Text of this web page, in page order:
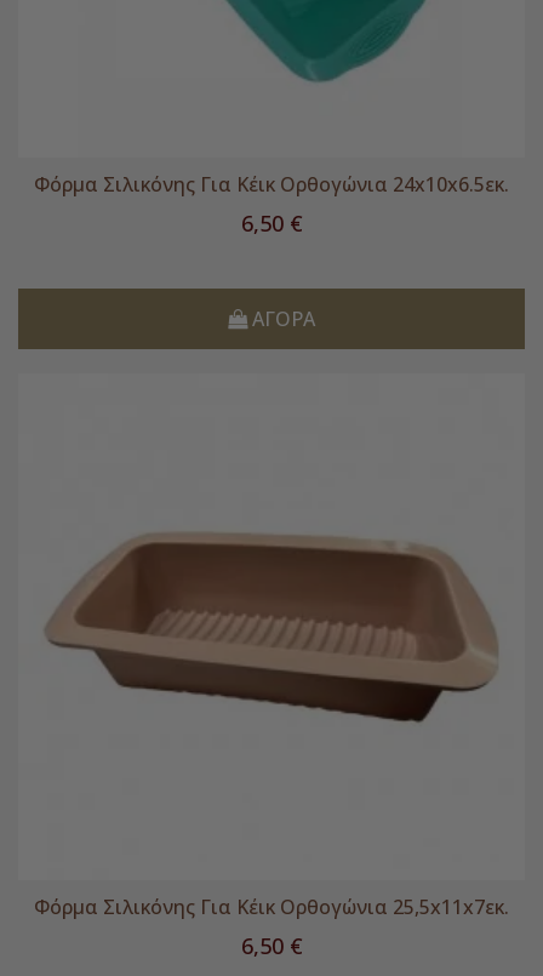
Φόρμα Σιλικόνης Για Κέικ Ορθογώνια 24x10x6.5εκ.
Τιμή
6,50 €
ΑΓΟΡΆ
Φόρμα Σιλικόνης Για Κέικ Ορθογώνια 25,5x11x7εκ.
Τιμή
6,50 €